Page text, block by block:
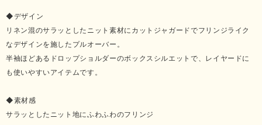
◆デザイン
リネン混のサラッとしたニット素材にカットジャガードでフリンジライク
なデザインを施したプルオーバー。
半袖ほどあるドロップショルダーのボックスシルエットで、レイヤードに
も使いやすいアイテムです。
◆素材感
サラッとしたニット地にふわふわのフリンジ